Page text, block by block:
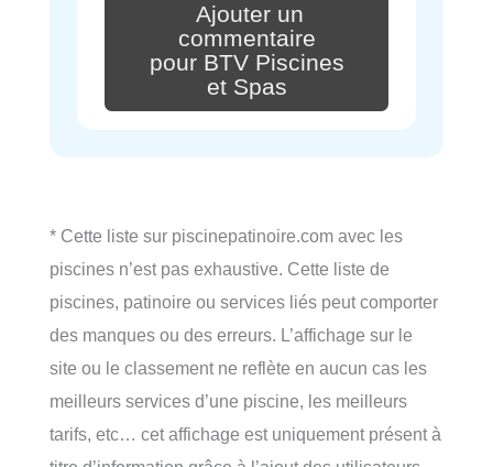
Ajouter un
commentaire
pour BTV Piscines
et Spas
* Cette liste sur piscinepatinoire.com avec les
piscines n’est pas exhaustive. Cette liste de
piscines, patinoire ou services liés peut comporter
des manques ou des erreurs. L’affichage sur le
site ou le classement ne reflète en aucun cas les
meilleurs services d’une piscine, les meilleurs
tarifs, etc… cet affichage est uniquement présent à